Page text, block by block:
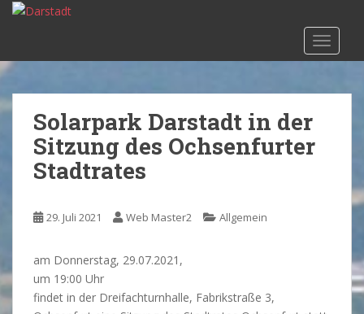
p
o
e
n
Solarpark Darstadt in der
Sitzung des Ochsenfurter
Stadtrates
29. Juli 2021 Web Master2 Allgemein
am Donnerstag, 29.07.2021,
um 19:00 Uhr
findet in der Dreifachturnhalle, Fabrikstraße 3,